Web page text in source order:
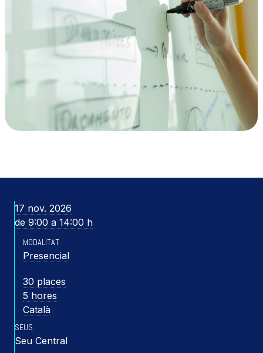
17 nov. 2026
de 9:00 a 14:00 h
MODALITAT
Presencial
30 places
5 hores
Català
SEUS
Seu Central